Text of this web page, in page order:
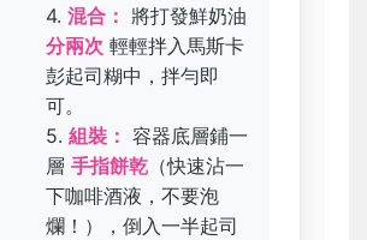
4. 混合： 將打發鮮奶油
分兩次 輕輕拌入馬斯卡
彭起司糊中，拌勻即
可。
5. 組裝： 容器底層鋪一
層 手指餅乾 （快速沾一
下咖啡酒液，不要泡
爛！），倒入一半起司